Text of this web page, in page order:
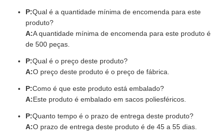
P:Qual é a quantidade mínima de encomenda para este
produto?
A:A quantidade mínima de encomenda para este produto é
de 500 peças.
P:Qual é o preço deste produto?
A:O preço deste produto é o preço de fábrica.
P:Como é que este produto está embalado?
A:Este produto é embalado em sacos poliesféricos.
P:Quanto tempo é o prazo de entrega deste produto?
A:O prazo de entrega deste produto é de 45 a 55 dias.